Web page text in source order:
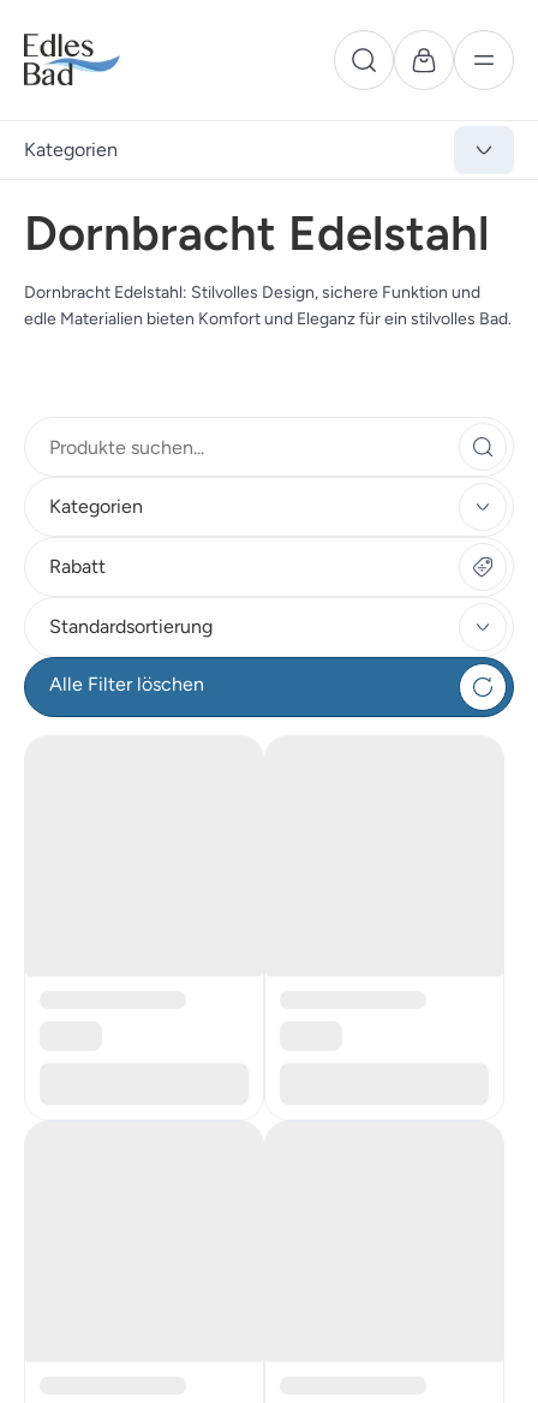
Kategorien
Dornbracht Edelstahl
Dornbracht Edelstahl: Stilvolles Design, sichere Funktion und
edle Materialien bieten Komfort und Eleganz für ein stilvolles Bad.
Kategorien
Rabatt
Standardsortierung
Alle Filter löschen